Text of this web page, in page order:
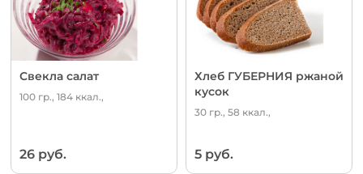
Свекла салат
100 гр., 184 ккал.,
26 руб.
Хлеб ГУБЕРНИЯ ржаной
кусок
30 гр., 58 ккал.,
5 руб.